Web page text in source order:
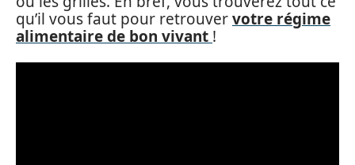
qu’il vous faut pour retrouvervotre régime
alimentaire de bon vivant !